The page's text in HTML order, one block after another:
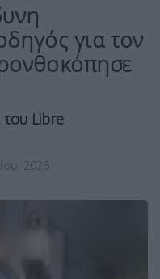
για τον
Libre
2026